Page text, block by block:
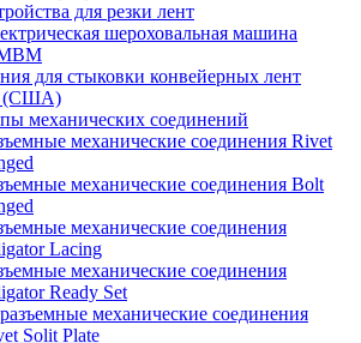
для резки лент
шероховальная машина
для стыковки конвейерных лент
(США)
механических соединений
механические соединения Rivet
механические соединения Bolt
механические соединения
Lacing
механические соединения
Ready Set
механические соединения
Solit Plate